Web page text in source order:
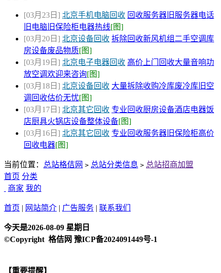
[03月23日] 北京手机电脑回收 回收服务器旧服务器电话
旧电脑旧保险柜电器热线[图]
[03月20日] 北京设备回收 拆除回收新风机组二手空调库
房设备废品物质[图]
[03月19日] 北京电子电器回收 高价上门回收大量音响功
放空调欢迎来咨询[图]
[03月18日] 北京设备回收 大量拆除收购冷库废冷库旧空
调回收估价无忧[图]
[03月17日] 北京其它回收 专业回收厨房设备酒店电器饭
店厨具火锅店设备整体设备[图]
[03月16日] 北京其它回收 专业回收服务器旧保险柜高价
回收电器[图]
当前位置： 总站格佶网 > 总站分类信息 > 总站招商加盟
首页 分类
商家 我的
首页 | 网站简介 | 广告服务 | 联系我们
今天是2026-08-09 星期日
©Copyright 格佶网 豫ICP备2024091449号-1
【重要提醒】